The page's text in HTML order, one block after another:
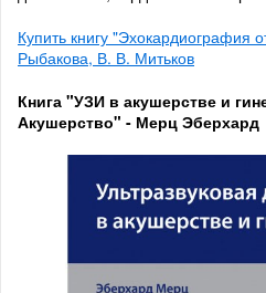
Купить книгу "Эхокардиография
Рыбакова, В. В. Митьков
Книга "УЗИ в акушерстве и
Акушерство" - Мерц Эберхард